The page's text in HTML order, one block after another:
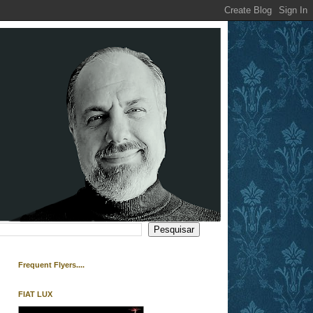
Frequent Flyers....
FIAT LUX